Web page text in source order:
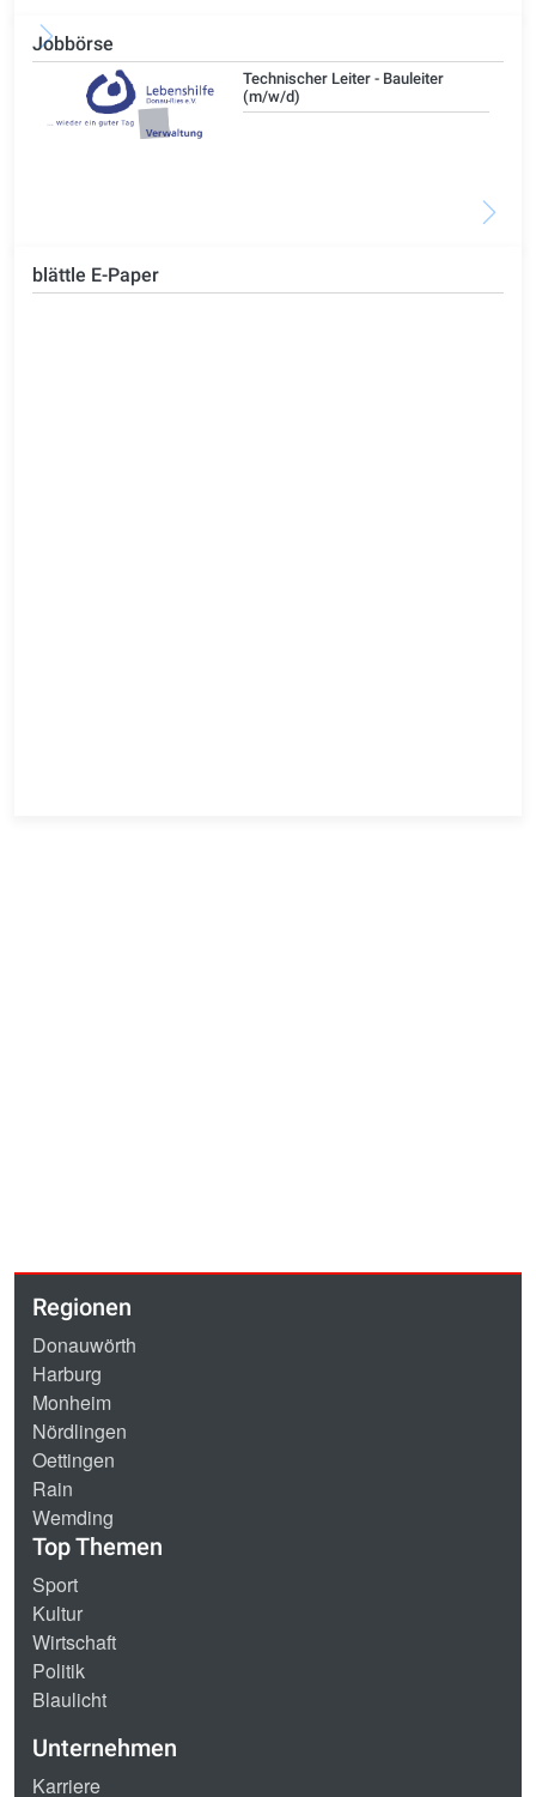
Jobbörse
Technischer Leiter - Bauleiter
(m/w/d)
blättle E-Paper
Regionen
Donauwörth
Harburg
Monheim
Nördlingen
Oettingen
Rain
Wemding
Top Themen
Sport
Kultur
Wirtschaft
Politik
Blaulicht
Unternehmen
Karriere